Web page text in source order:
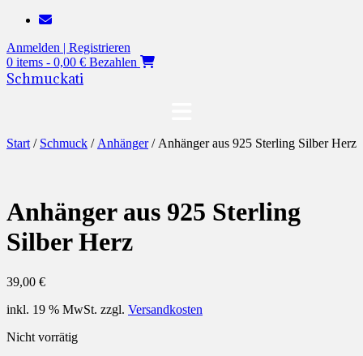
Zum
springen
Anmelden | Registrieren
0 items - 0,00 € Bezahlen
Schmuckati
Start / Schmuck / Anhänger/ Anhänger aus 925 Sterling Silber Herz
Anhänger aus 925 Sterling
Silber Herz
39,00 €
inkl. 19 % MwSt. zzgl. Versandkosten
Nicht vorrätig